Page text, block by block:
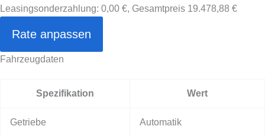
Leasingsonderzahlung: 0,00 €, Gesamtpreis 19.478,88 €
Rate anpassen
Fahrzeugdaten
Spezifikation Wert
Getriebe Automatik